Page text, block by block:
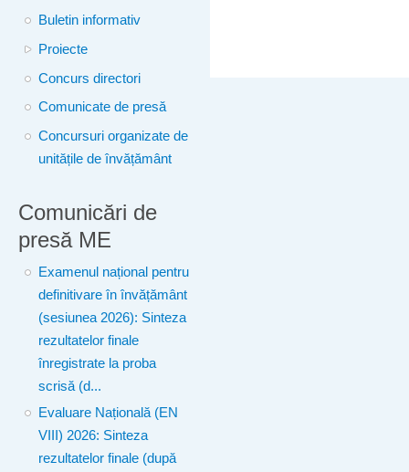
Buletin informativ
Proiecte
Concurs directori
Comunicate de presă
Concursuri organizate de
unitățile de învățământ
Comunicări de
presă ME
Examenul național pentru
definitivare în învățământ
(sesiunea 2026): Sinteza
rezultatelor finale
înregistrate la proba
scrisă (d...
Evaluare Națională (EN
VIII) 2026: Sinteza
rezultatelor finale (după